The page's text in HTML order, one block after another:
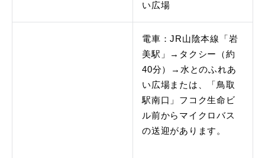
い広場
電車：JR山陰本線「岩
美駅」→タクシー（約
40分）→水とのふれあ
い広場または、「鳥取
駅南口」フコク生命ビ
ル前からマイクロバス
の送迎があります。